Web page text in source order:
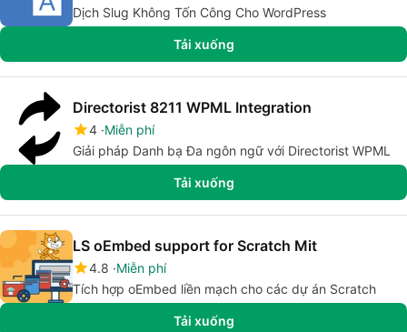
Dịch Slug Không Tốn Công Cho WordPress
Tải xuống
Directorist 8211 WPML Integration
4 Miễn phí
Giải pháp Danh bạ Đa ngôn ngữ với Directorist WPML
Tải xuống
LS oEmbed support for Scratch Mit
4.8 Miễn phí
Tích hợp oEmbed liền mạch cho các dự án Scratch
Tải xuống